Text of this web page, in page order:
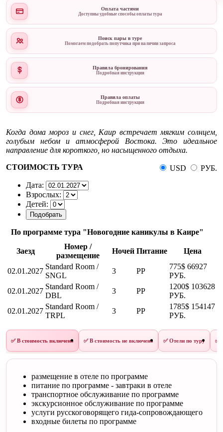
Оплата частями
Доступны удобные способы оплаты тура
Поиск пары в туре
Помогаем подобрать попутчика при наличии запроса
Правила бронирования
Подробная инструкция
Правила оплаты
Подробная инструкция
Когда дома мороз и снег, Каир встречает мягким солнцем,
голубым небом и атмосферой Востока. Это идеальное
направление для короткого, но насыщенного отдыха.
СТОИМОСТЬ ТУРА
USD
РУБ.
Дата:
Взрослых:
Детей:
По программе тура "Новогодние каникулы в Каире"
Заезд
Номер /
размещение
Ночей Питание Цена
02.01.2027
Standard Room /
SNGL
3 PP
775$ 66927
РУБ.
02.01.2027
Standard Room /
DBL
3 PP
1200$ 103628
РУБ.
02.01.2027
Standard Room /
TRPL
3 PP
1785$ 154147
РУБ.
✅ В стоимость включено ✅ В стоимость не включено ✅ Отели по туру ✅
размещение в отеле по программе
питание по программе - завтраки в отеле
транспортное обслуживание по программе
экскурсионное обслуживание по программе
услуги русскоговорящего гида-сопровождающего
входные билеты по программе